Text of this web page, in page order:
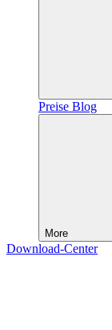
Preise Blog
More
Download-Center